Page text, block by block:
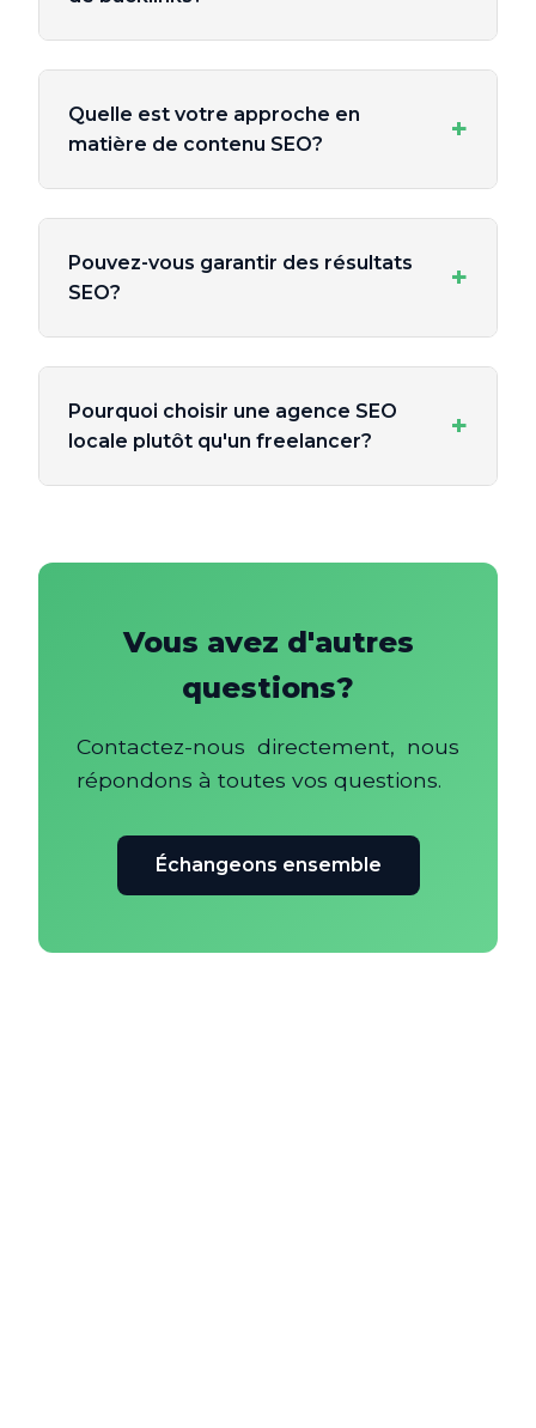
Quelle est votre approche en
matière de contenu SEO?
+
Pouvez-vous garantir des résultats
SEO?
+
Pourquoi choisir une agence SEO
locale plutôt qu'un freelancer?
+
Vous avez d'autres
questions?
Contactez-nous directement, nous
répondons à toutes vos questions.
Échangeons ensemble